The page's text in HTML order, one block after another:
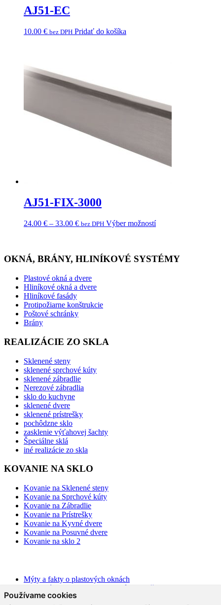
Používame cookies
AJ51-EC
10.00 € bez DPH Pridať do košíka
AJ51-FIX-3000
24.00 € – 33.00 € bez DPH Výber možností
OKNÁ, BRÁNY, HLINÍKOVÉ SYSTÉMY
Plastové okná a dvere
Hliníkové okná a dvere
Hliníkové fasády
Protipožiarne konštrukcie
Poštové schránky
Brány
REALIZÁCIE ZO SKLA
Sklenené steny
sklenené sprchové kúty
sklenené zábradlie
Nerezové zábradlia
sklo do kuchyne
sklenené dvere
sklenené prístrešky
pochôdzne sklo
zasklenie výťahovej šachty
Špeciálne sklá
iné realizácie zo skla
KOVANIE NA SKLO
Kovanie na Sklenené steny
Kovanie na Sprchové kúty
Kovanie na Zábradlie
Kovanie na Prístrešky
Kovanie na Kyvné dvere
Kovanie na Posuvné dvere
Kovanie na sklo 2
Mýty a fakty o plastových oknách
Moderné schodisko: Spoznajte rôzne možnosti prevedenia v
interiéri